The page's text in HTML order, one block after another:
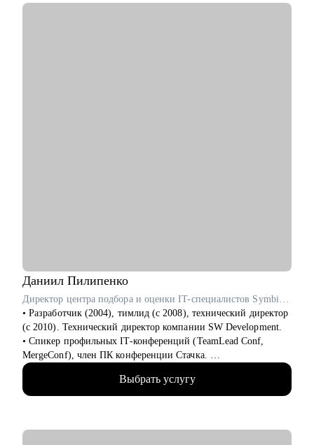
Даниил Пилипенко
Директор центра подбора и оценки IT-специалистов SymbioWay
• Разработчик (2004), тимлид (с 2008), технический директор
(с 2010). Технический директор компании SW Development.
• Спикер профильных IT-конференций (TeamLead Conf,
MergeConf), член ПК конференции Стачка.
• Автор 54 курсов и программ обучения, ведущий вебинаров,
лектор и преподаватель в Skillbox, Российском обществе
«Знание», МФТИ, РАНХиГС, АИС, ИнноТех, GeekBrains,
Выбрать услугу